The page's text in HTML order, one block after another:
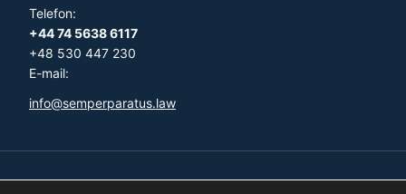
Telefon:
+44 74 5638 6117
+48 530 447 230
E-mail:
info@semperparatus.law